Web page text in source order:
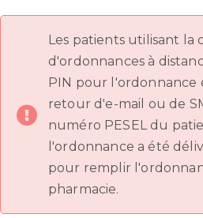
Les patients utilisant la
d'ordonnances à
PIN pour
retour d'e-mail ou de
numéro PESEL du
l'ordonnance a été
pour remplir
pharmacie.